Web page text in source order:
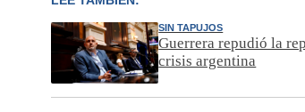
SIN TAPUJOS
Guerrera repudió la
crisis argentina